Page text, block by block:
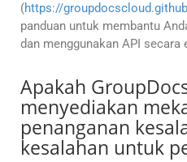
(https://
panduan untuk membantu
dan menggunakan API secara
Apakah
menyediakan
penanganan
kesalahan untuk